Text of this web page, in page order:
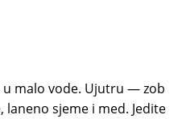
u malo vode. Ujutru — zob
laneno sjeme i med. Jedite